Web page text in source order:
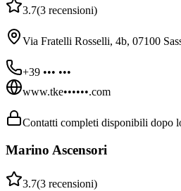
3.7(3 recensioni)
Via Fratelli Rosselli, 4b, 07100
+39 ••• •••
www.tke••••••.com
Contatti completi disponibili dopo
Marino Ascensori
3.7(3 recensioni)